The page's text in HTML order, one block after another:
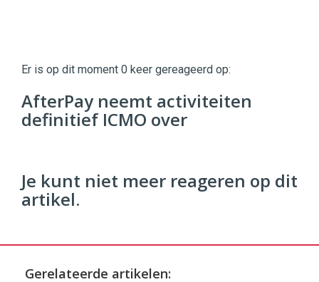
|
Digital
Commerce https://twinklemagazine.nl
9654
Er is op dit moment 0 keer gereageerd op:
AfterPay neemt activiteiten
definitief ICMO over
Je kunt niet meer reageren op dit
artikel.
Gerelateerde artikelen: